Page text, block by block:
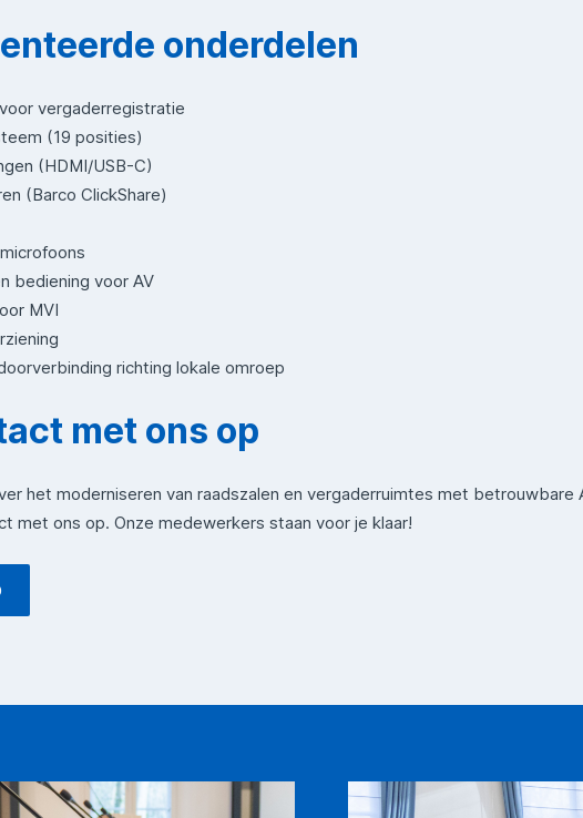
onderdelen
vergaderregistratie
(19 posities)
(HDMI/USB-C)
(Barco ClickShare)
bediening voor AV
MVI
richting lokale omroep
met ons op
het moderniseren van raadszalen en vergaderruimtes met betrouwbare
met ons op. Onze medewerkers staan voor je klaar!